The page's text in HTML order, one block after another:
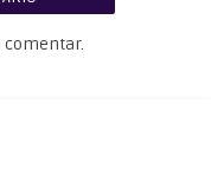
comentar.